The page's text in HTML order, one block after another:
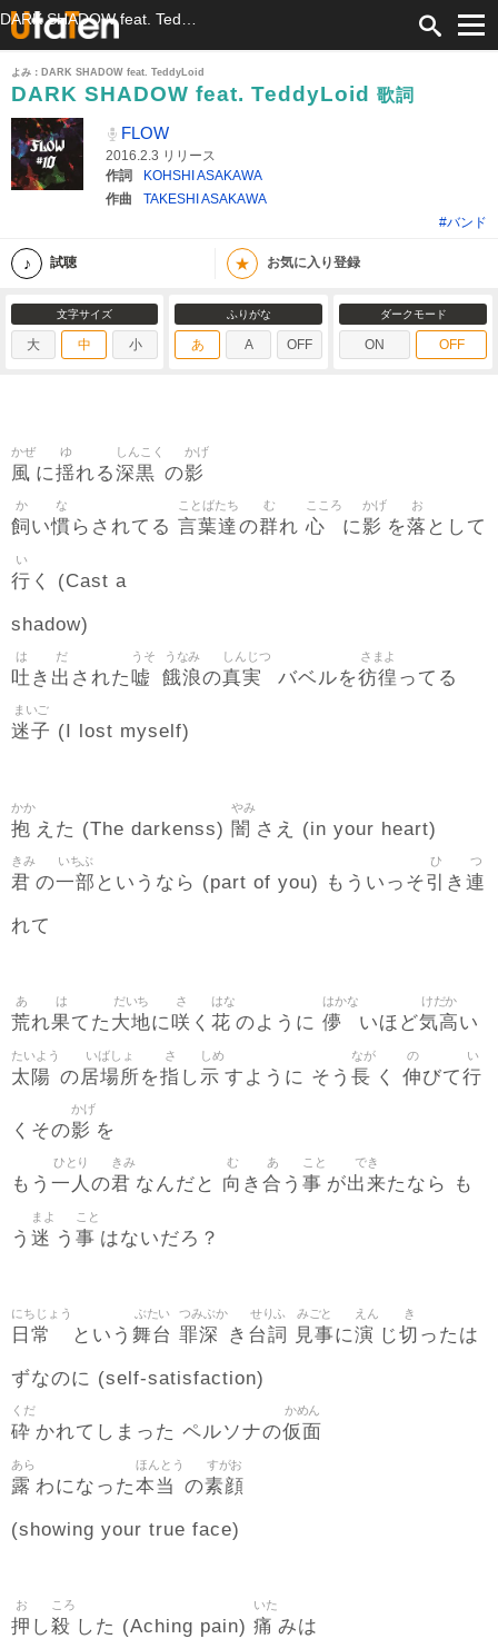
よみ：DARK SHADOW feat. TeddyLoid
DARK SHADOW feat. TeddyLoid
歌詞
FLOW
2016.2.3 リリース
作詞
KOHSHI ASAKAWA
作曲
TAKESHI ASAKAWA
#バンド
試聴 ★ お気に入り登録
文字サイズ
大 中 小
ふりがな
あ A OFF
ダークモード
ON OFF
風
かぜ
に揺
ゆ
れる深黒
しんこく
の影
かげ
飼
か
い慣
な
らされてる 言葉達
ことばたち
の群
む
れ 心
こころ
に影
かげ
を落
お
として
行
い
く (Cast a
shadow)
吐
は
き 出
だ
された嘘
うそ
餓浪
うなみ
の真実
しんじつ
バベルを彷徨
さまよ
ってる
迷子
まいご
(I lost myself)
抱
かか
えた (The darkenss) 闇
やみ
さえ (in your heart)
君
きみ
の一部
いちぶ
というなら (part of you) もういっそ引
ひ
き 連
つ
れて
荒
あ
れ果
は
てた 大地
だいち
に咲
さ
く 花
はな
のように 儚
はかな
いほど気高
けだか
い
太陽
たいよう
の居場所
いばしょ
を指
さ
し 示
しめ
すように そう 長
なが
く 伸
の
びて行
い
くその影
かげ
を
もう 一人
ひとり
の君
きみ
なんだと 向
む
き 合
あ
う 事
こと
が出来
でき
たなら も
う 迷
まよ
う 事
こと
はないだろ？
日常
にちじょう
という 舞台
ぶたい
罪深
つみぶか
き 台詞
せりふ
見事
みごと
に演
えん
じ切
き
ったは
ずなのに (self-satisfaction)
砕
くだ
かれてしまった ペルソナの仮面
かめん
露
あら
わになった本当
ほんとう
の素顔
すがお
(showing your true face)
押
お
し殺
ころ
した (Aching pain) 痛
いた
みは